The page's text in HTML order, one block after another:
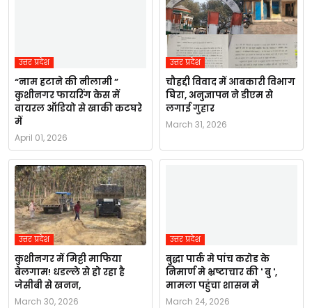
उत्तर प्रदेश
“नाम हटाने की नीलामी ”
कुशीनगर फायरिंग केस में
वायरल ऑडियो से खाकी कटघरे
में
April 01, 2026
उत्तर प्रदेश
चौहद्दी विवाद में आबकारी विभाग
घिरा, अनुज्ञापन ने डीएम से
लगाई गुहार
March 31, 2026
उत्तर प्रदेश
कुशीनगर में मिट्टी माफिया
बेलगाम! धडल्ले से हो रहा है
जेसीबी से खनन,
March 30, 2026
उत्तर प्रदेश
बुद्धा पार्क मे पांच करोड के
निमार्ण मे भ्रष्टाचार की ' बु ',
मामला पहुंचा शासन मे
March 24, 2026